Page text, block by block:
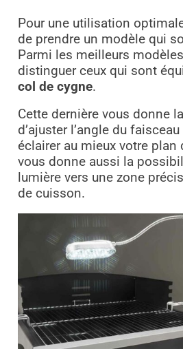
Pour une utilisation
de prendre un modèle qui
Parmi les meilleurs
distinguer ceux qui sont
col de cygne.
Cette dernière vous donne
d’ajuster l’angle du
éclairer au mieux votre plan
vous donne aussi la
lumière vers une zone
de cuisson.